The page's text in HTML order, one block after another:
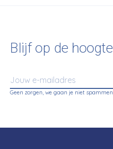
Blijf op de hoogte
Geen zorgen, we gaan je niet spammen